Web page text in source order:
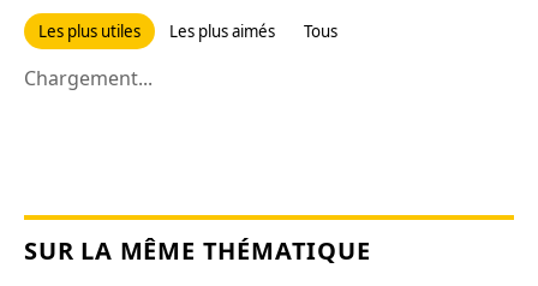
Les plus utiles Les plus aimés Tous
Chargement...
SUR LA MÊME THÉMATIQUE